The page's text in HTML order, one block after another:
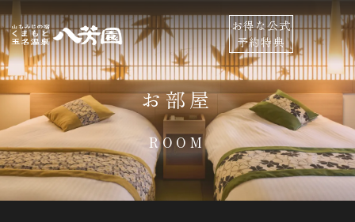
お得な公式
予約特典
お部屋
ROOM